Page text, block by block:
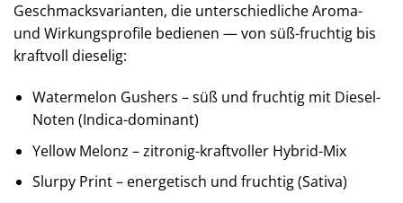
Geschmacksvarianten, die unterschiedliche Aroma-
und Wirkungsprofile bedienen — von süß-fruchtig bis
kraftvoll dieselig:
Watermelon Gushers – süß und fruchtig mit Diesel-
Noten (Indica-dominant)
Yellow Melonz – zitronig-kraftvoller Hybrid-Mix
Slurpy Print – energetisch und fruchtig (Sativa)